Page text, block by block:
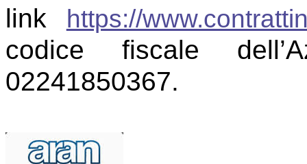
link
https://
codice fiscale
02241850367.